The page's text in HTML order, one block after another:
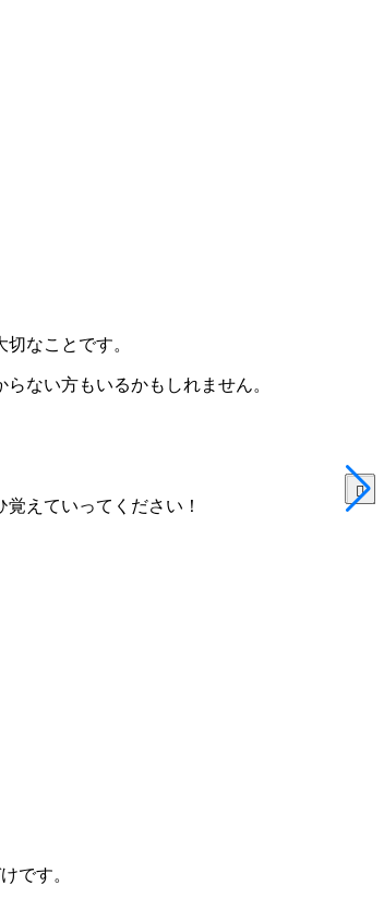
切なことです。
ない方もいるかもしれません。
えていってください！
です。